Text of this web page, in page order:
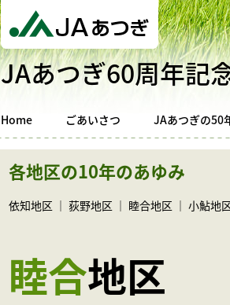
JAあつぎ60周年記
Home ごあいさつ JAあつぎの50
各地区の10年のあゆみ
依知地区 ｜ 荻野地区 ｜ 睦合地区 ｜ 小鮎地
睦合地区